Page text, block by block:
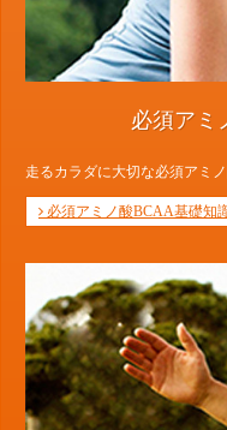
必須アミ
走るカラダに大切な必須アミ
必須アミノ酸BCAA基礎知